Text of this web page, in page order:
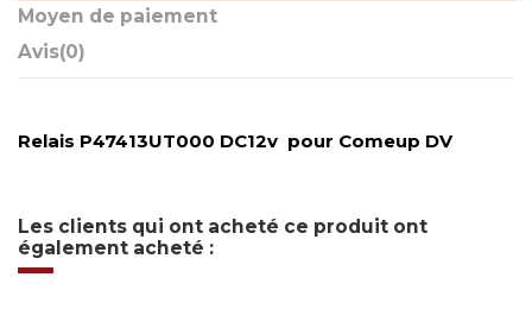
Moyen de paiement
Avis(0)
Relais P47413UT000 DC12v pour Comeup DV
Les clients qui ont acheté ce produit ont
également acheté :